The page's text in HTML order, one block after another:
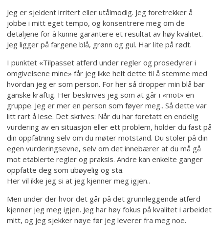
Jeg er sjeldent irritert eller utålmodig. Jeg foretrekker å
jobbe i mitt eget tempo, og konsentrere meg om de
detaljene for å kunne garantere et resultat av høy kvalitet.
Jeg ligger på fargene blå, grønn og gul. Har lite på rødt.
I punktet «Tilpasset atferd under regler og prosedyrer i
omgivelsene mine» får jeg ikke helt dette til å stemme med
hvordan jeg er som person. For her så dropper min blå bar
ganske kraftig. Her beskrives jeg som at går i «mot» en
gruppe. Jeg er mer en person som føyer meg.. Så dette var
litt rart å lese. Det skrives: Når du har foretatt en endelig
vurdering av en situasjon eller ett problem, holder du fast på
din oppfatning selv om du møter motstand. Du stoler på din
egen vurderingsevne, selv om det innebærer at du må gå
mot etablerte regler og praksis. Andre kan enkelte ganger
oppfatte deg som ubøyelig og sta.
Her vil ikke jeg si at jeg kjenner meg igjen..
Men under der hvor det går på det grunnleggende atferd
kjenner jeg meg igjen. Jeg har høy fokus på kvalitet i arbeidet
mitt, og jeg sjekker nøye før jeg leverer fra meg noe.